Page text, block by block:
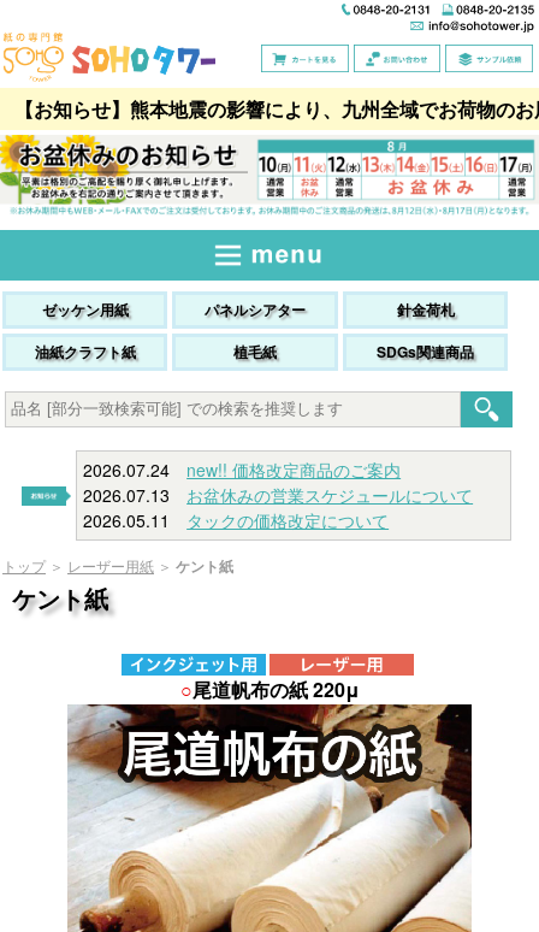
【お知らせ】熊本地震の影響により、九州全域でお荷物の
ゼッケン用紙 パネルシアター
針金荷札
油紙クラフト紙
植毛紙 SDGs関連商品
2026.07.24 new!! 価格改定商品のご案内
2026.07.13 お盆休みの営業スケジュールについて
2026.05.11 タックの価格改定について
トップ ＞ レーザー用紙 ＞ ケント紙
ケント紙
○尾道帆布の紙 220μ